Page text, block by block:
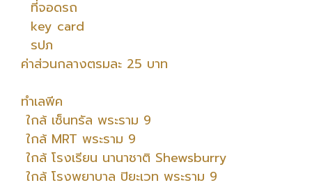
ที่จอดรถ
key card
รปภ
ค่าส่วนกลางตรมละ 25 บาท
ทำเลพีค
ใกล้ เซ็นทรัล พระราม 9
ใกล้ MRT พระราม 9
ใกล้ โรงเรียน นานาชาติ Shewsburry
ใกล้ โรงพยาบาล ปิยะเวท พระราม 9